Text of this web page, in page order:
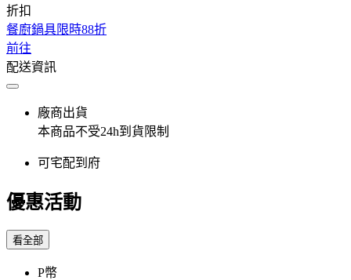
折扣
餐廚鍋具限時88折
前往
配送資訊
廠商出貨
本商品不受24h到貨限制
可宅配到府
優惠活動
看全部
P幣